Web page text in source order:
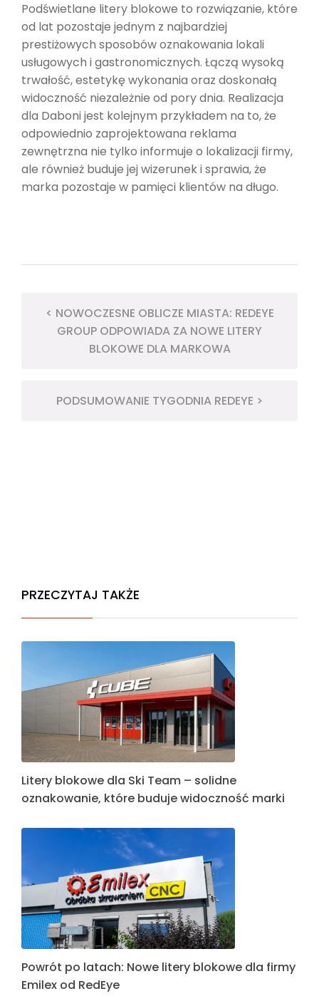
Podświetlane litery blokowe to rozwiązanie, które
od lat pozostaje jednym z najbardziej
prestiżowych sposobów oznakowania lokali
usługowych i gastronomicznych. Łączą wysoką
trwałość, estetykę wykonania oraz doskonałą
widoczność niezależnie od pory dnia. Realizacja
dla Daboni jest kolejnym przykładem na to, że
odpowiednio zaprojektowana reklama
zewnętrzna nie tylko informuje o lokalizacji firmy,
ale również buduje jej wizerunek i sprawia, że
marka pozostaje w pamięci klientów na długo.
< NOWOCZESNE OBLICZE MIASTA: REDEYE
GROUP ODPOWIADA ZA NOWE LITERY
BLOKOWE DLA MARKOWA
PODSUMOWANIE TYGODNIA REDEYE >
PRZECZYTAJ TAKŻE
Litery blokowe dla Ski Team – solidne
oznakowanie, które buduje widoczność marki
Powrót po latach: Nowe litery blokowe dla firmy
Emilex od RedEye